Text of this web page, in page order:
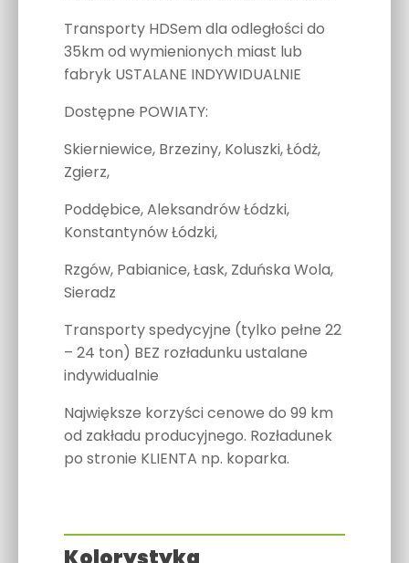
Transporty HDSem dla odległości do
35km od wymienionych miast lub
fabryk USTALANE INDYWIDUALNIE
Dostępne POWIATY:
Skierniewice, Brzeziny, Koluszki, Łódż,
Zgierz,
Poddębice, Aleksandrów Łódzki,
Konstantynów Łódzki,
Rzgów, Pabianice, Łask, Zduńska Wola,
Sieradz
Transporty spedycyjne (tylko pełne 22
– 24 ton) BEZ rozładunku ustalane
indywidualnie
Największe korzyści cenowe do 99 km
od zakładu producyjnego. Rozładunek
po stronie KLIENTA np. koparka.